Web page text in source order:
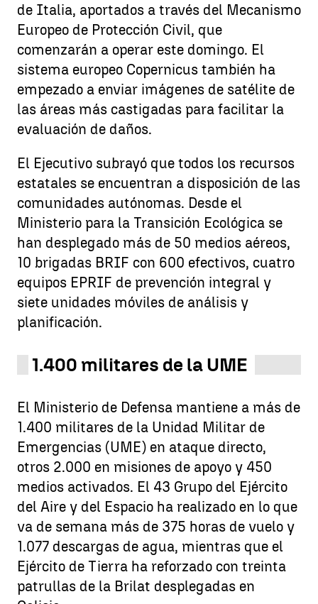
de Italia, aportados a través del Mecanismo
Europeo de Protección Civil, que
comenzarán a operar este domingo. El
sistema europeo Copernicus también ha
empezado a enviar imágenes de satélite de
las áreas más castigadas para facilitar la
evaluación de daños.
El Ejecutivo subrayó que todos los recursos
estatales se encuentran a disposición de las
comunidades autónomas. Desde el
Ministerio para la Transición Ecológica se
han desplegado más de 50 medios aéreos,
10 brigadas BRIF con 600 efectivos, cuatro
equipos EPRIF de prevención integral y
siete unidades móviles de análisis y
planificación.
1.400 militares de la UME
El Ministerio de Defensa mantiene a más de
1.400 militares de la Unidad Militar de
Emergencias (UME) en ataque directo,
otros 2.000 en misiones de apoyo y 450
medios activados. El 43 Grupo del Ejército
del Aire y del Espacio ha realizado en lo que
va de semana más de 375 horas de vuelo y
1.077 descargas de agua, mientras que el
Ejército de Tierra ha reforzado con treinta
patrullas de la Brilat desplegadas en